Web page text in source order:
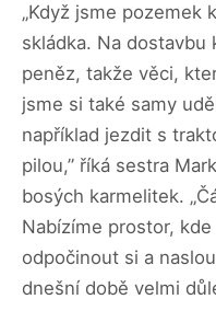
„Když jsme pozemek
skládka. Na dostavbu
peněz, takže věci,
jsme si také samy
například jezdit s
pilou,” říká sestra
bosých karmelitek.
Nabízíme prostor,
odpočinout si a
dnešní době velmi